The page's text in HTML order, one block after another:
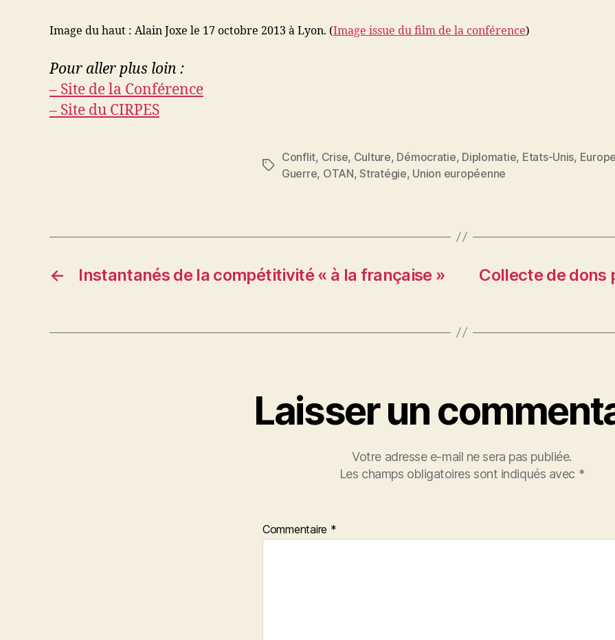
Image du haut : Alain Joxe le 17 octobre 2013 à Lyon. (Image issue du film de la conférence)
Pour aller plus loin :
– Site de la Conférence
– Site du CIRPES
Étiquettes
Conflit, Crise, Culture, Démocratie, Diplomatie, Etats-Unis, Europe
Guerre, OTAN,Stratégie, Union européenne
← Instantanés de la compétitivité « à la française »
Collecte de dons
Laisser un
Votre adresse e-mail ne sera pas publiée.
Les champs obligatoires sont indiqués avec *
Commentaire *